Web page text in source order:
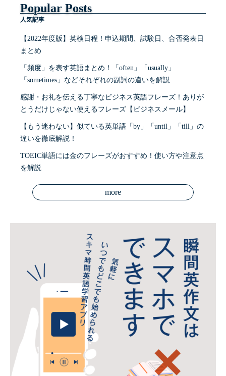
Popular Posts
人気記事
【2022年度版】英検日程！申込期間、試験日、合否発表日
まとめ
「頻度」を表す英語まとめ！「often」「usually」
「sometimes」などそれぞれの副詞の違いを解説
感謝・お礼を伝える丁寧なビジネス英語フレーズ！ありが
とうだけじゃない使えるフレーズ【ビジネスメール】
【もう迷わない】似ている英単語「by」「until」「till」の
違いを徹底解説！
TOEIC単語には金のフレーズがおすすめ！使い方や注意点
を解説
more